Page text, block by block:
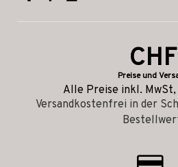
CHF
Preise und
Alle Preise inkl. MwSt,
Versandkostenfrei in der